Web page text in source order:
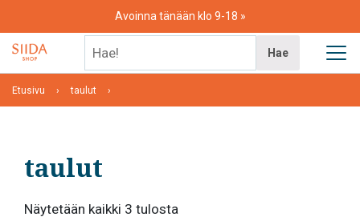
content
Avoinna tänään klo 9-18
Hae
Etusivu taulut
taulut
Näytetään kaikki 3 tulosta